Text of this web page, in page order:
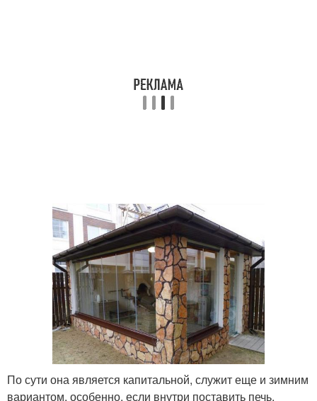
По сути она является капитальной, служит еще и зимним
вариантом, особенно, если внутри поставить печь.